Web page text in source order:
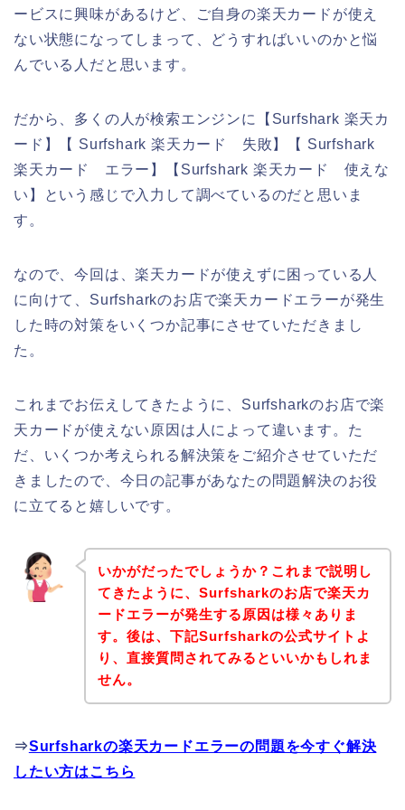
ービスに興味があるけど、ご自身の楽天カードが使え
ない状態になってしまって、どうすればいいのかと悩
んでいる人だと思います。
だから、多くの人が検索エンジンに【Surfshark 楽天カ
ード】【 Surfshark 楽天カード 失敗】【 Surfshark
楽天カード エラー】【Surfshark 楽天カード 使えな
い】という感じで入力して調べているのだと思いま
す。
なので、今回は、楽天カードが使えずに困っている人
に向けて、Surfsharkのお店で楽天カードエラーが発生
した時の対策をいくつか記事にさせていただきまし
た。
これまでお伝えしてきたように、Surfsharkのお店で楽
天カードが使えない原因は人によって違います。た
だ、いくつか考えられる解決策をご紹介させていただ
きましたので、今日の記事があなたの問題解決のお役
に立てると嬉しいです。
いかがだったでしょうか？これまで説明し
てきたように、Surfsharkのお店で楽天カ
ードエラーが発生する原因は様々ありま
す。後は、下記Surfsharkの公式サイトよ
り、直接質問されてみるといいかもしれま
せん。
⇒Surfsharkの楽天カードエラーの問題を今すぐ解決
したい方はこちら